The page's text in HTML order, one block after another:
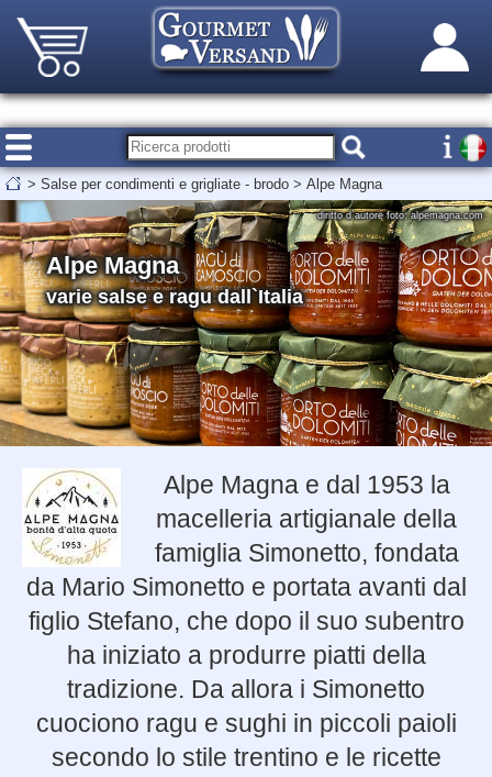
> Salse per condimenti e grigliate - brodo > Alpe Magna
Alpe Magna
varie salse e ragu dall`Italia
diritto d`autore foto: alpemagna.com
Alpe Magna e dal 1953 la
macelleria artigianale della
famiglia Simonetto, fondata
da Mario Simonetto e portata avanti dal
figlio Stefano, che dopo il suo subentro
ha iniziato a produrre piatti della
tradizione. Da allora i Simonetto
cuociono ragu e sughi in piccoli paioli
secondo lo stile trentino e le ricette